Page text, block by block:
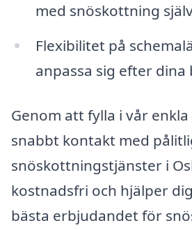
med snöskottning
Flexibilitet på
anpassa sig efter dina
Genom att fylla i vår
snabbt kontakt med
snöskottningstjänster i
kostnadsfri och hjälper
bästa erbjudandet för